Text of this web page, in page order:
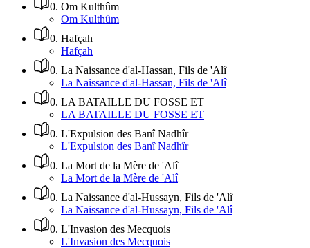
0. Om Kulthûm
Om Kulthûm
0. Hafçah
Hafçah
0. La Naissance d'al-Hassan, Fils de 'Alî
La Naissance d'al-Hassan, Fils de 'Alî
0. LA BATAILLE DU FOSSE ET
LA BATAILLE DU FOSSE ET
0. L'Expulsion des Banî Nadhîr
L'Expulsion des Banî Nadhîr
0. La Mort de la Mère de 'Alî
La Mort de la Mère de 'Alî
0. La Naissance d'al-Hussayn, Fils de 'Alî
La Naissance d'al-Hussayn, Fils de 'Alî
0. L'Invasion des Mecquois
L'Invasion des Mecquois